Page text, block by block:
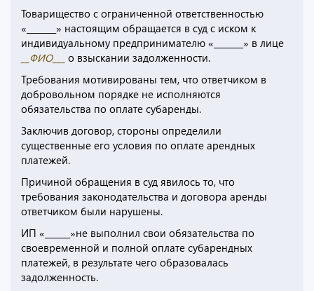
Товарищество с ограниченной ответственностью
«_______» настоящим обращается в суд с иском к
индивидуальному предпринимателю «_______» в лице
__ФИО___
о взыскании задолженности.
Требования мотивированы тем, что ответчиком в
добровольном порядке не исполняются
обязательства по оплате субаренды.
Заключив договор, стороны определили
существенные его условия по оплате арендных
платежей.
Причиной обращения в суд явилось то, что
требования законодательства и договора аренды
ответчиком были нарушены.
ИП «______»не выполнил свои обязательства по
своевременной и полной оплате субарендных
платежей, в результате чего образовалась
задолженность.